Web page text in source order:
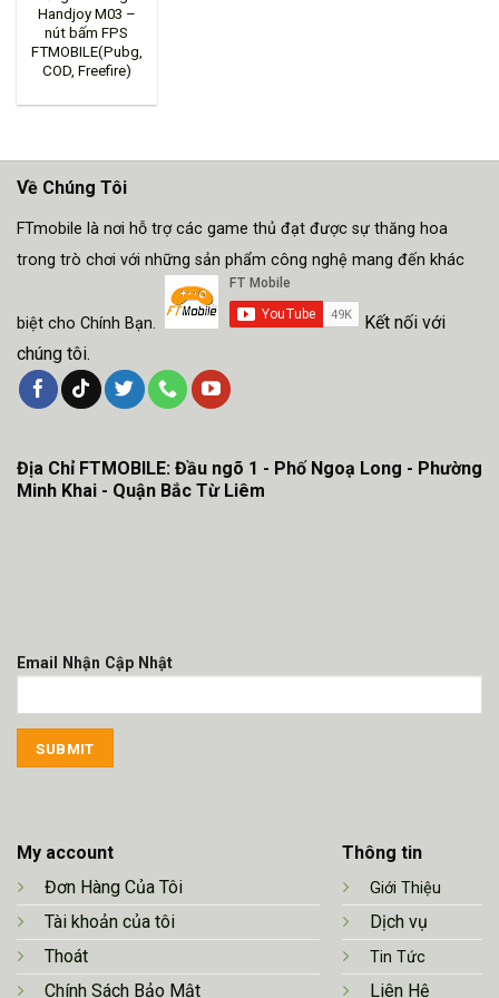
Handjoy M03 –
nút bấm FPS
FTMOBILE(Pubg,
COD, Freefire)
Về Chúng Tôi
FTmobile là nơi hỗ trợ các game thủ đạt được sự thăng hoa
trong trò chơi với những sản phẩm công nghệ mang đến khác
biệt cho Chính Bạn.
Kết nối với
chúng tôi.
My account
Đơn Hàng Của Tôi
Tài khoản của tôi
Thoát
Chính Sách Bảo Mật
Thông tin
Giới Thiệu
Dịch vụ
Tin Tức
Liên Hệ
Địa Chỉ FTMOBILE: Đầu ngõ 1 - Phố Ngoạ Long - Phường
Minh Khai - Quận Bắc Từ Liêm
Email Nhận Cập Nhật